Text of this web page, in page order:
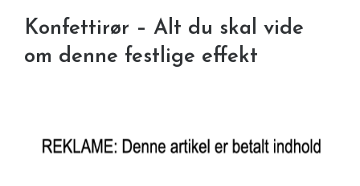
Konfettirør – Alt du skal vide
om denne festlige effekt